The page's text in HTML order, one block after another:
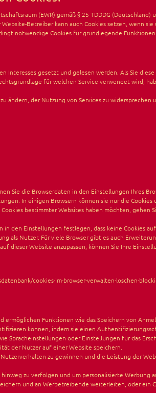
(EWR) gemäß § 25 TDDDG
Betreiber kann auch Cookies setzen, wenn
notwendige Cookies für grundlegende
gesetzt und gelesen werden. Als Sie
für welchen Service verwendet wird,
ändern, der Nutzung von Services zu
Sie die Browserdaten in den Einstellungen Ihres
In einigen Browsern können sie nur die
bestimmter Websites haben möchten, gehen
in den Einstellungen festlegen, dass keine Cookies
Nutzer. Für viele Browser gibt es auch
dieser Website anzupassen, können Sie Ihre
cookies-im-browser-verwalten-loschen-
Funktionen wie das Speichern von
können, indem sie einen
Spracheinstellungen oder Einstellungen für das
der Nutzer auf einer Website speichern.
zu gewinnen und die Leistung der
zu verfolgen und um personalisierte Werbung
und an Werbetreibende weiterleiten, oder ein